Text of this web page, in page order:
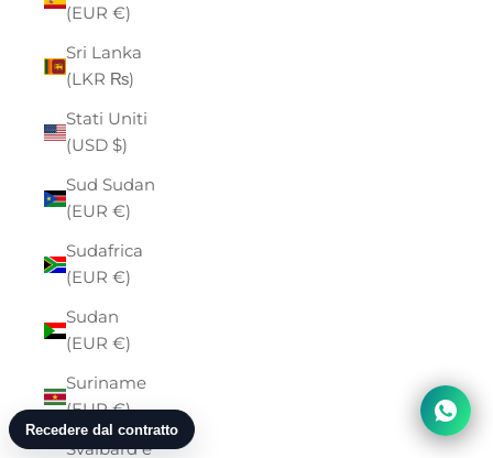
(EUR €)
Sri Lanka
(LKR ₨)
Stati Uniti
(USD $)
Sud Sudan
(EUR €)
Sudafrica
(EUR €)
Sudan
(EUR €)
Suriname
(EUR €)
Svalbard e